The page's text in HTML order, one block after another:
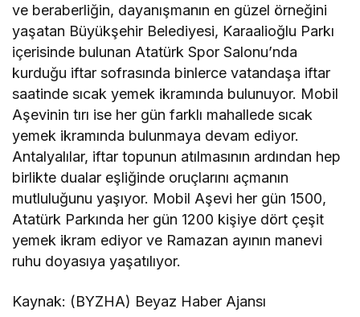
ve beraberliğin, dayanışmanın en güzel örneğini
yaşatan Büyükşehir Belediyesi, Karaalioğlu Parkı
içerisinde bulunan Atatürk Spor Salonu’nda
kurduğu iftar sofrasında binlerce vatandaşa iftar
saatinde sıcak yemek ikramında bulunuyor. Mobil
Aşevinin tırı ise her gün farklı mahallede sıcak
yemek ikramında bulunmaya devam ediyor.
Antalyalılar, iftar topunun atılmasının ardından hep
birlikte dualar eşliğinde oruçlarını açmanın
mutluluğunu yaşıyor. Mobil Aşevi her gün 1500,
Atatürk Parkında her gün 1200 kişiye dört çeşit
yemek ikram ediyor ve Ramazan ayının manevi
ruhu doyasıya yaşatılıyor.
Kaynak: (BYZHA) Beyaz Haber Ajansı